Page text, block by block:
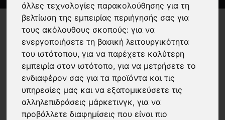
άλλες τεχνολογίες παρακολούθησης για τη
βελτίωση της εμπειρίας περιήγησής σας για
τους ακόλουθους σκοπούς:για να
ενεργοποιήσετε τη βασική λειτουργικότητα
του ιστότοπου,για να παρέχετε καλύτερη
εμπειρία στον ιστότοπο,για να μετρήσετε το
ενδιαφέρον σας για τα προϊόντα και τις
υπηρεσίες μας και να εξατομικεύσετε τις
αλληλεπιδράσεις μάρκετινγκ,για να
προβάλλετε διαφημίσεις που είναι πιο